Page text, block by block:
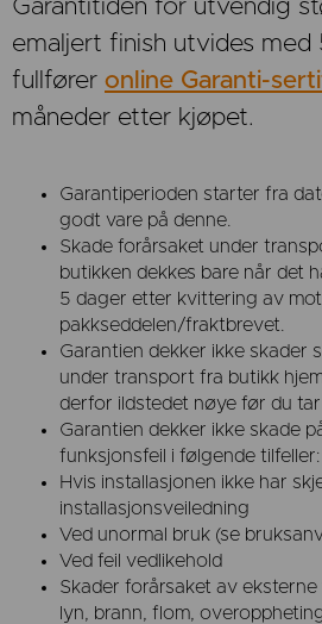
Garantitiden for utvendig
emaljert finish utvides med
fullfører online Garanti-
måneder etter kjøpet.
Garantiperioden starter fra
godt vare på denne.
Skade forårsaket under
butikken dekkes bare når det
5 dager etter kvittering av
pakkseddelen/fraktbrevet.
Garantien dekker ikke skader
under transport fra butikk
derfor ildstedet nøye før du
Garantien dekker ikke skade
funksjonsfeil i følgende tilfeller:
Hvis installasjonen ikke har
installasjonsveiledning
Ved unormal bruk (se
Ved feil vedlikehold
Skader forårsaket av
lyn, brann, flom,